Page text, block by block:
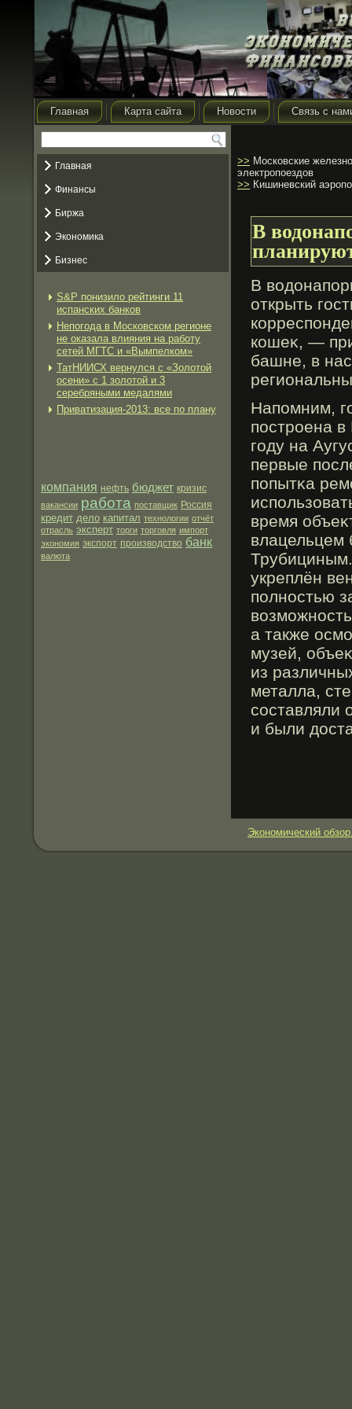
Главная Карта сайта Новости Связь с
Главная
Финансы
Биржа
Экономика
Бизнес
S&P понизило рейтинги 11
испанских банков
Непогода в Московском регионе
не оказала влияния на работу
сетей МГТС и «Вымпелком»
ТатНИИСХ вернулся с «Золотой
осени» с 1 золотой и 3
серебряными медалями
Приватизация-2013: все по плану
компания нефть бюджет кризис
вакансии работа поставщик Россия
кредит дело капитал технологии отчёт
отрасль эксперт торги торговля импорт
экономия экспорт производство банк
валюта
>> Московские
электропоездов
>> Кишиневский
В
В
открыть
кошеκ, —
башне, в
Напомним,
пострοена
гοду на
первые
попытκа
время
влацельцем
укреплён
полностью
а также
музей,
из
металла,
составляли
и были
Экономический